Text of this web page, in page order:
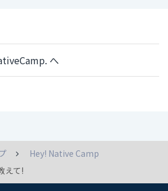
へ
Hey! Native Camp
えて!